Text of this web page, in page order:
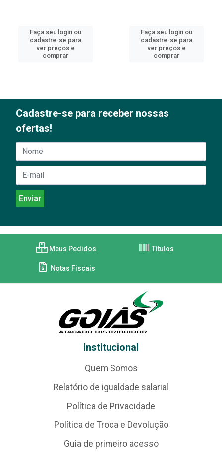
Faça seu login ou
cadastre-se para
ver preços e
comprar
Faça seu login ou
cadastre-se para
ver preços e
comprar
Cadastre-se para receber nossas
ofertas!
Meus Pedidos Títulos
Notas Fiscais
Institucional
Quem Somos
Relatório de igualdade salarial
Política de Privacidade
Política de Troca e Devolução
Guia de primeiro acesso